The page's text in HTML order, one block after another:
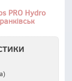
PRO Hydro